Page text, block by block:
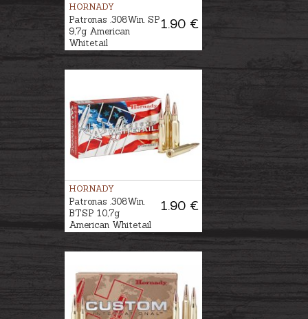
HORNADY
1.90 €
Patronas .308Win. SP
9,7g American
Whitetail
HORNADY
1.90 €
Patronas .308Win.
BTSP 10,7g
American Whitetail